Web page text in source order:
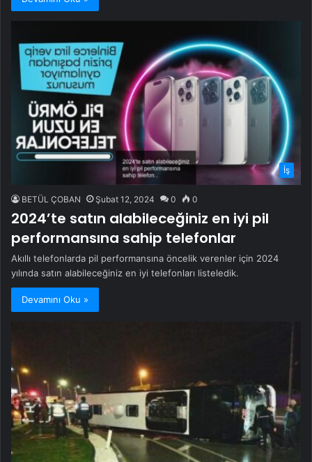
İş
BETÜL ÇOBAN Şubat 12, 2024 0 0
2024’te satın alabileceğiniz en iyi pil
performansına sahip telefonlar
Akıllı telefonlarda pil performansına öncelik verenler için 2024
yılında satın alabileceğiniz en iyi telefonları listeledik.
Devamını Oku »